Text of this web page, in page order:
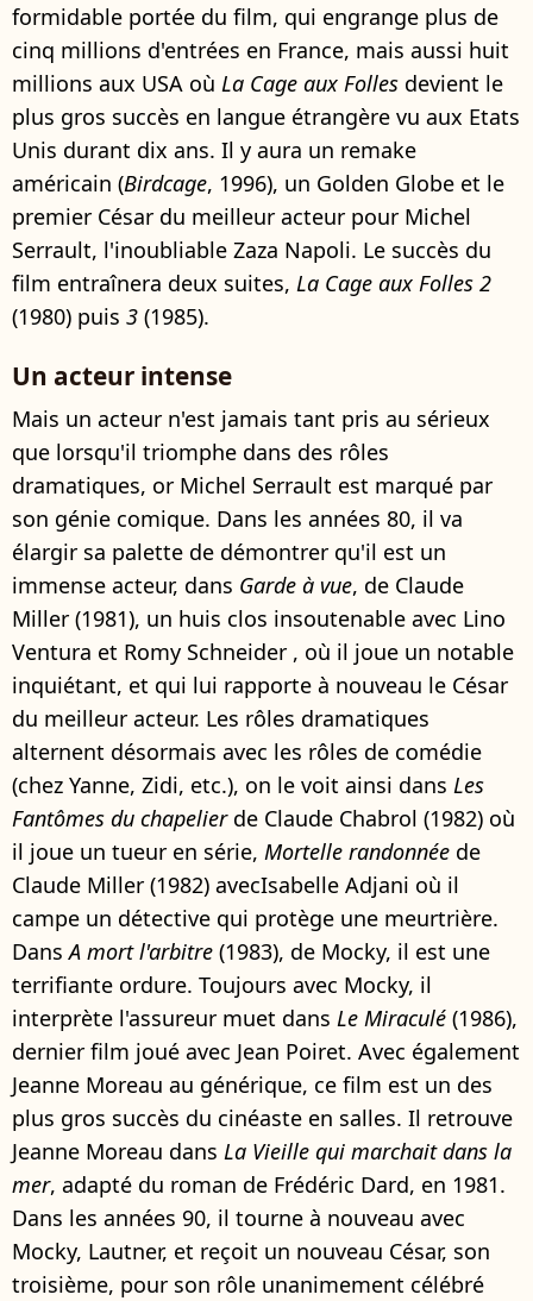
formidable portée du film, qui engrange plus de
cinq millions d'entrées en France, mais aussi huit
millions aux USA où La Cage aux Folles devient le
plus gros succès en langue étrangère vu aux Etats
Unis durant dix ans. Il y aura un remake
américain (Birdcage, 1996), un Golden Globe et le
premier César du meilleur acteur pour Michel
Serrault, l'inoubliable Zaza Napoli. Le succès du
film entraînera deux suites, La Cage aux Folles 2
(1980) puis 3 (1985).
Un acteur intense
Mais un acteur n'est jamais tant pris au sérieux
que lorsqu'il triomphe dans des rôles
dramatiques, or Michel Serrault est marqué par
son génie comique. Dans les années 80, il va
élargir sa palette de démontrer qu'il est un
immense acteur, dans Garde à vue, de Claude
Miller (1981), un huis clos insoutenable avec Lino
Ventura et Romy Schneider , où il joue un notable
inquiétant, et qui lui rapporte à nouveau le César
du meilleur acteur. Les rôles dramatiques
alternent désormais avec les rôles de comédie
(chez Yanne, Zidi, etc.), on le voit ainsi dans Les
Fantômes du chapelierde Claude Chabrol (1982) où
il joue un tueur en série, Mortelle randonnée de
Claude Miller (1982) avecIsabelle Adjani où il
campe un détective qui protège une meurtrière.
DansA mort l'arbitre (1983), de Mocky, il est une
terrifiante ordure. Toujours avec Mocky, il
interprète l'assureur muet dans Le Miraculé (1986),
dernier film joué avec Jean Poiret. Avec également
Jeanne Moreau au générique, ce film est un des
plus gros succès du cinéaste en salles. Il retrouve
Jeanne Moreau dans La Vieille qui marchait dans la
mer, adapté du roman de Frédéric Dard, en 1981.
Dans les années 90, il tourne à nouveau avec
Mocky, Lautner, et reçoit un nouveau César, son
troisième, pour son rôle unanimement célébré